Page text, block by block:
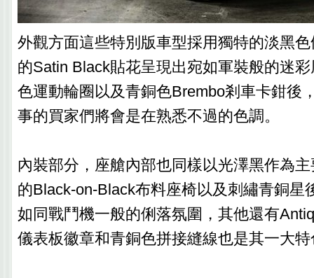
外觀方面這些特別版車型採用獨特的淡黑
的Satin Black貼花呈現出宛如軍裝般的迷
色運動輪圈以及青銅色Brembo剎車卡鉗後
事的買家們將會是在熟悉不過的色調。
內裝部分，座艙內部也同樣以光澤黑作為
的Black-on-Black布料座椅以及刺繡青銅星
如同戰鬥機一般的俐落氛圍，其他還有
儀表板徽章和青銅色拼接縫線也是其一大